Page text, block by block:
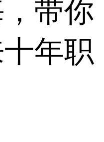
带你
年职